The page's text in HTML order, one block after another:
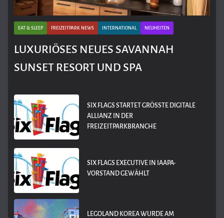
EAT & SLEEP FREIZEITPARK NEWS INTERNATIONAL NEUHEITEN
LUXURIÖSES NEUES SAVANNAH
SUNSET RESORT UND SPA
SIX FLAGS STARTET GRÖSSTE DIGITALE A
LLIANZ IN DER F
REIZEITPARKBRANCHE
SIX FLAGS EXECUTIVE IN IAAPA-
VORSTAND GEWÄHLT
LEGOLAND KOREA WURDE AM